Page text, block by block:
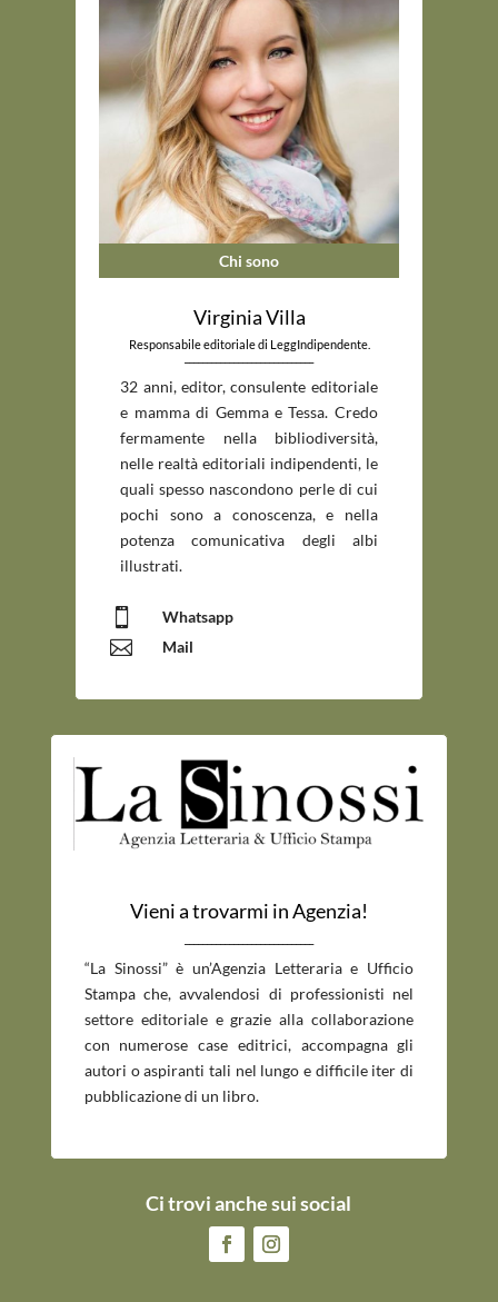
Chi sono
Virginia Villa
Responsabile editoriale di LeggIndipendente.
_____________________________
32 anni, editor, consulente editoriale
e mamma di Gemma e Tessa. Credo
fermamente nella bibliodiversità,
nelle realtà editoriali indipendenti, le
quali spesso nascondono perle di cui
pochi sono a conoscenza, e nella
potenza comunicativa degli albi
illustrati.
 Whatsapp
 Mail
Vieni a trovarmi in Agenzia!
“La Sinossi” è un’Agenzia Letteraria e Ufficio
Stampa che, avvalendosi di professionisti nel
settore editoriale e grazie alla collaborazione
con numerose case editrici, accompagna gli
autori o aspiranti tali nel lungo e difficile iter di
pubblicazione di un libro.
Ci trovi anche sui social